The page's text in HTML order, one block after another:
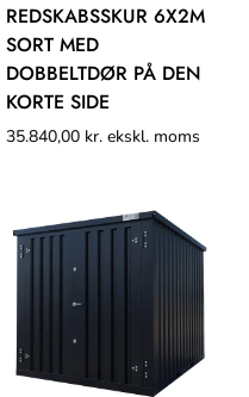
REDSKABSSKUR 6X2M
SORT MED
DOBBELTDØR PÅ DEN
KORTE SIDE
35.840,00 kr. ekskl. moms